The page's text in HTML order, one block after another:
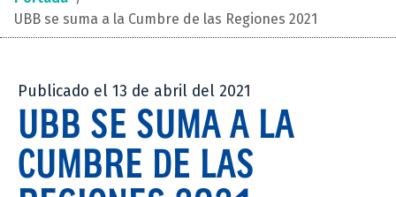
UBB se suma a la Cumbre de las Regiones 2021
Publicado el 13 de abril del 2021
UBB SE SUMA A LA
CUMBRE DE LAS